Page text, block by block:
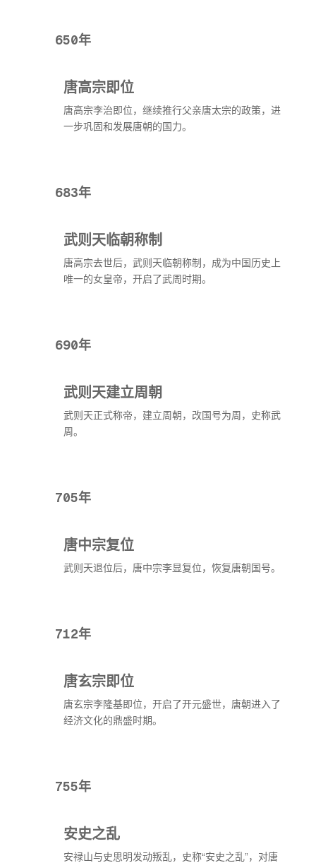
650年
唐高宗即位
唐高宗李治即位，继续推行父亲唐太宗的政策，进
一步巩固和发展唐朝的国力。
683年
武则天临朝称制
唐高宗去世后，武则天临朝称制，成为中国历史上
唯一的女皇帝，开启了武周时期。
690年
武则天建立周朝
武则天正式称帝，建立周朝，改国号为周，史称武
周。
705年
唐中宗复位
武则天退位后，唐中宗李显复位，恢复唐朝国号。
712年
唐玄宗即位
唐玄宗李隆基即位，开启了开元盛世，唐朝进入了
经济文化的鼎盛时期。
755年
安史之乱
安禄山与史思明发动叛乱，史称“安史之乱”，对唐